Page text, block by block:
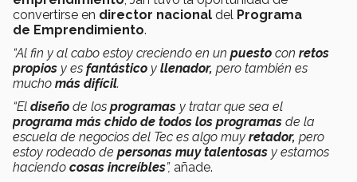
convertirse en director nacional del Programa
de Emprendimiento.
“Al fin y al cabo estoy creciendo en un puesto con retos
propios y es fantástico y llenador, pero también es
mucho más difícil.
“El diseño de los programas y tratar que sea el
programa más chido de todos los programas de la
escuela de negocios del Tec es algo muy retador, pero
estoy rodeado de personas muy talentosas y estamos
haciendo cosas increíbles”, añade.